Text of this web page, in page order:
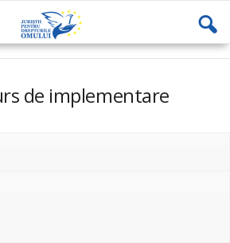
de implementare